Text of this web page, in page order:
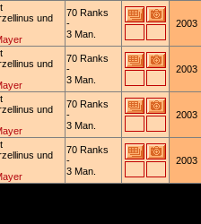
und
70 Ranks
-
3 Man.
2003
und
70 Ranks
-
3 Man.
2003
und
70 Ranks
-
3 Man.
2003
und
70 Ranks
-
3 Man.
2003